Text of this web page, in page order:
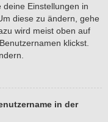
Einstellungen in
diese zu ändern, gehe
wird meist oben auf
klickst.
in der